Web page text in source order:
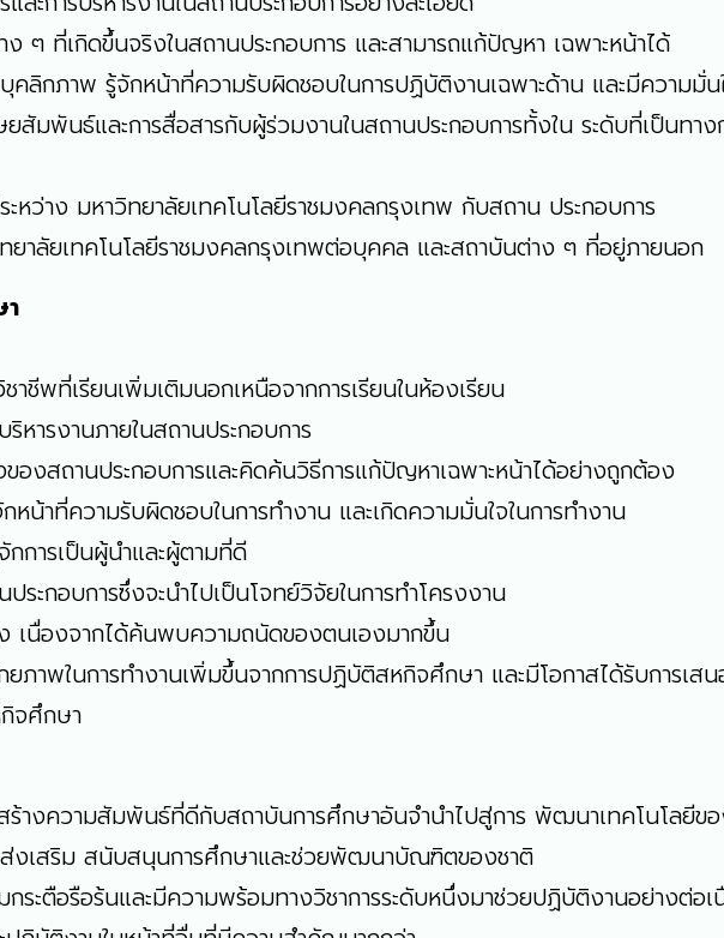
ๆ ที่เกิดขึ้นจริงในสถานประกอบการ และสามารถแก้ปัญหา เฉพาะหน้าได้
ลิกภาพ รู้จักหน้าที่ความรับผิดชอบในการปฏิบัติงานเฉพาะด้าน และมีความมั่น
สัมพันธ์และการสื่อสารกับผู้ร่วมงานในสถานประกอบการทั้งใน ระดับที่เป็นทาง
ว่าง มหาวิทยาลัยเทคโนโลยีราชมงคลกรุงเทพ กับสถาน ประกอบการ
ยาลัยเทคโนโลยีราชมงคลกรุงเทพต่อบุคคล และสถาบันต่าง ๆ ที่อยู่ภายนอก
ชีพที่เรียนเพิ่มเติมนอกเหนือจากการเรียนในห้องเรียน
ริหารงานภายในสถานประกอบการ
งสถานประกอบการและคิดค้นวิธีการแก้ปัญหาเฉพาะหน้าได้อย่างถูกต้อง
าที่ความรับผิดชอบในการทำงาน และเกิดความมั่นใจในการทำงาน
การเป็นผู้นำและผู้ตามที่ดี
ะกอบการซึ่งจะนำไปเป็นโจทย์วิจัยในการทำโครงงาน
เนื่องจากได้ค้นพบความถนัดของตนเองมากขึ้น
าพในการทำงานเพิ่มขึ้นจากการปฏิบัติสหกิจศึกษา และมีโอกาสได้รับการเสน
จศึกษา
สร้างความสัมพันธ์ที่ดีกับสถาบันการศึกษาอันจำนำไปสู่การ พัฒนาเทคโนโลยีข
งเสริม สนับสนุนการศึกษาและช่วยพัฒนาบัณฑิตของชาติ
ระตือรือร้นและมีความพร้อมทางวิชาการระดับหนึ่งมาช่วยปฏิบัติงานอย่างต่อเ